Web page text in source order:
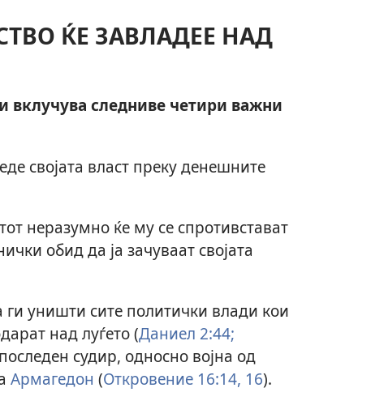
ЌЕ ЗАВЛАДЕЕ НАД
вклучува следниве четири важни
својата власт преку денешните
неразумно ќе му се спротивстават
обид да ја зачуваат својата
ги уништи сите политички влади кои
над луѓето (Даниел 2:44;
судир, односно војна од
Армагедон (Откровение 16:14, 16).